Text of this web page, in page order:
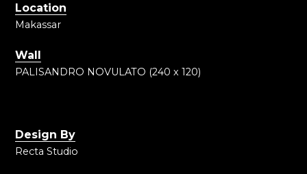
Location
Makassar
Wall
PALISANDRO NOVULATO (240 x 120)
Design By
Recta Studio